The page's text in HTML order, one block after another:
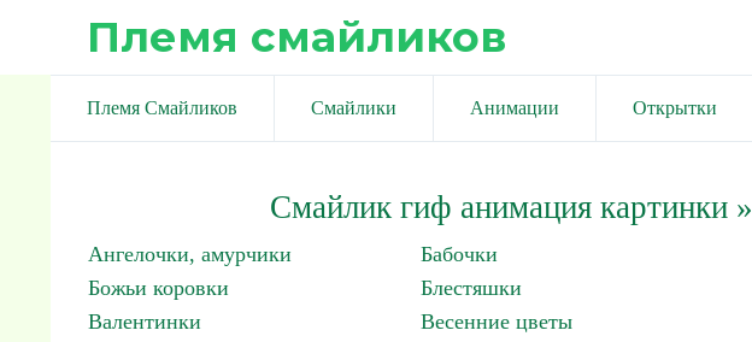
Племя смайликов
Племя Смайликов Смайлики Анимации Открытки
Смайлик гиф анимация картинки»
Ангелочки, амурчики Бабочки
Божьи коровки
Блестяшки
Валентинки
Весенние цветы